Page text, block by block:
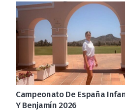
Campeonato De España
Y Benjamín 2026